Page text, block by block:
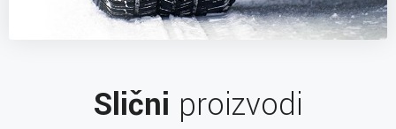
Slični proizvodi